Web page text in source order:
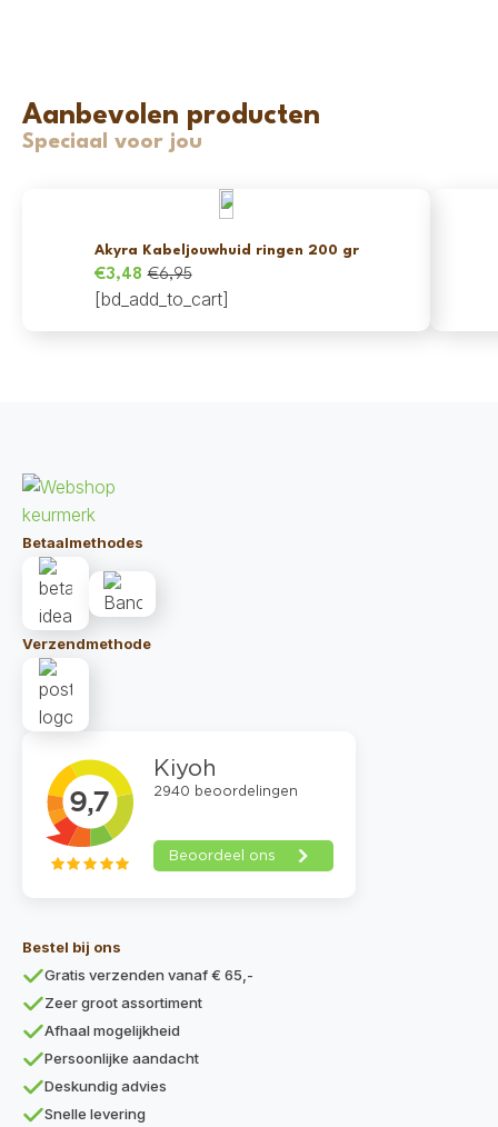
Aanbevolen producten
Speciaal voor jou
Akyra Kabeljouwhuid ringen 200 gr
€6,95
Oorspronkelijke
prijs
€3,48
Huidige
prijs
[bd_add_to_cart]
Betaalmethodes
Verzendmethode
Bestel bij ons
Gratis verzenden vanaf € 65,-
Zeer groot assortiment
Afhaal mogelijkheid
Persoonlijke aandacht
Deskundig advies
Snelle levering